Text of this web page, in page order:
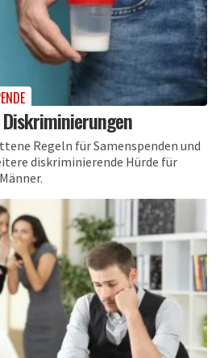
Regeln für Samenspenden und
diskriminierende Hürde für